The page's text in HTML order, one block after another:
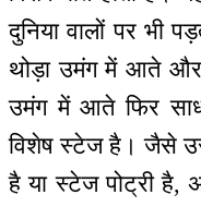
दुनिया वालों पर भी
थोड़ा उमंग में आते और
उमंग में आते फिर
विशेष स्टेज है। जैसे
है या स्टेज पोट्री है,